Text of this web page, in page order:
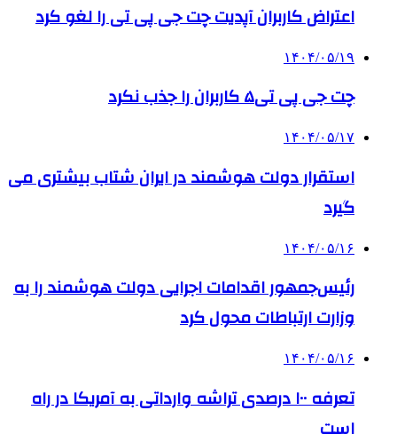
اعتراض کاربران آپدیت چت جی پی تی را لغو کرد
۱۴۰۴/۰۵/۱۹
چت جی پی تی۵ کاربران را جذب نکرد
۱۴۰۴/۰۵/۱۷
استقرار دولت هوشمند در ایران شتاب بیشتری می
گیرد
۱۴۰۴/۰۵/۱۶
رئیس‌جمهور اقدامات اجرایی دولت هوشمند را به
وزارت ارتباطات محول کرد
۱۴۰۴/۰۵/۱۶
تعرفه ۱۰۰ درصدی تراشه وارداتی به آمریکا در راه